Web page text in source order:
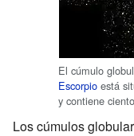
El cúmulo
Escorpio está
y contiene
Los cúmulos